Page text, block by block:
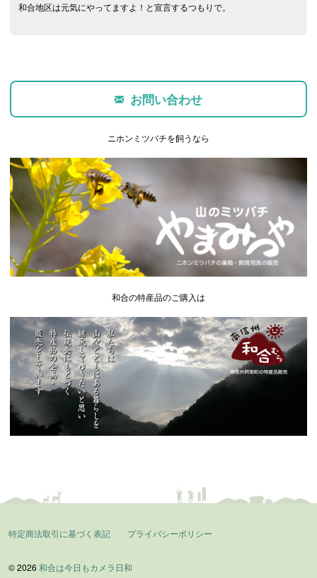
和合地区は元気にやってますよ！と宣言するつもりで。
お問い合わせ
ニホンミツバチを飼うなら
和合の特産品のご購入は
特定商法取引に基づく表記 プライバシーポリシー
© 2026 和合は今日もカメラ日和